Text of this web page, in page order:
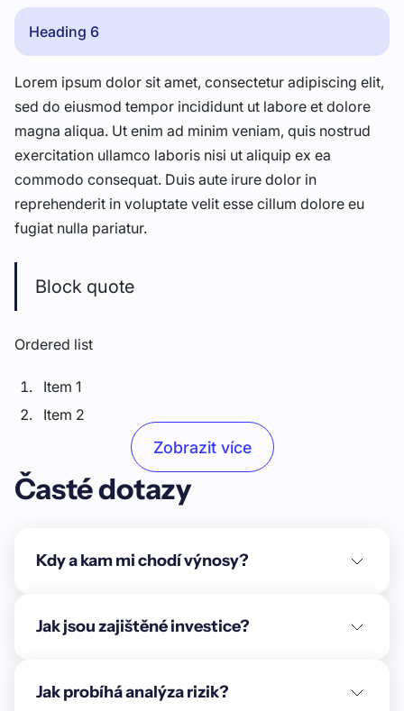
Heading 6
Lorem ipsum dolor sit amet, consectetur adipiscing elit,
sed do eiusmod tempor incididunt ut labore et dolore
magna aliqua. Ut enim ad minim veniam, quis nostrud
exercitation ullamco laboris nisi ut aliquip ex ea
commodo consequat. Duis aute irure dolor in
reprehenderit in voluptate velit esse cillum dolore eu
fugiat nulla pariatur.
Block quote
Ordered list
Item 1
Item 2
Unordered list
Item B
Text link
Emphasis
Zobrazit více
Časté dotazy
Kdy a kam mi chodí výnosy?
Jak jsou zajištěné investice?
Jak probíhá analýza rizik?